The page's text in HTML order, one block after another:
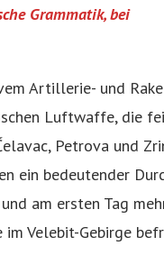
Grammatik, bei
Artillerie- und
Luftwaffe, die
Petrova und
ein bedeutender
am ersten Tag
Velebit-Gebirge